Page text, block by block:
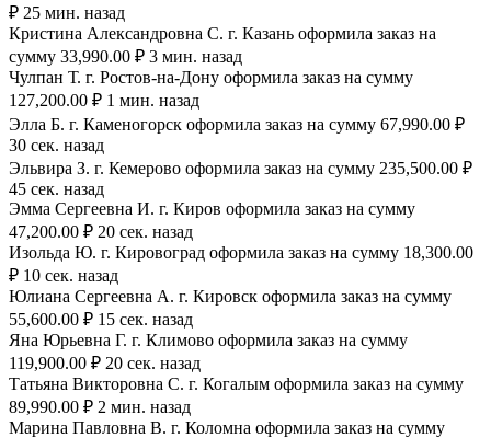
₽ 25 мин. назад
Кристина Александровна С. г. Казань оформила заказ на
сумму 33,990.00 ₽ 3 мин. назад
Чулпан Т. г. Ростов-на-Дону оформила заказ на сумму
127,200.00 ₽ 1 мин. назад
Элла Б. г. Каменогорск оформила заказ на сумму 67,990.00 ₽
30 сек. назад
Эльвира З. г. Кемерово оформила заказ на сумму 235,500.00 ₽
45 сек. назад
Эмма Сергеевна И. г. Киров оформила заказ на сумму
47,200.00 ₽ 20 сек. назад
Изольда Ю. г. Кировоград оформила заказ на сумму 18,300.00
₽ 10 сек. назад
Юлиана Сергеевна А. г. Кировск оформила заказ на сумму
55,600.00 ₽ 15 сек. назад
Яна Юрьевна Г. г. Климово оформила заказ на сумму
119,900.00 ₽ 20 сек. назад
Татьяна Викторовна С. г. Когалым оформила заказ на сумму
89,990.00 ₽ 2 мин. назад
Марина Павловна В. г. Коломна оформила заказ на сумму